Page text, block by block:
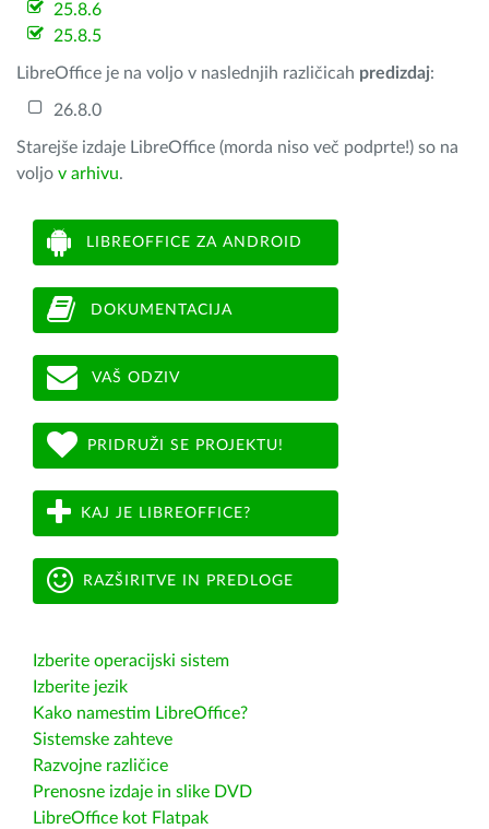
25.8.6
25.8.5
LibreOffice je na voljo v naslednjih različicah predizdaj:
26.8.0
Starejše izdaje LibreOffice (morda niso več podprte!) so na
voljo v arhivu.
LIBREOFFICE ZA ANDROID
DOKUMENTACIJA
VAŠ ODZIV
PRIDRUŽI SE PROJEKTU!
KAJ JE LIBREOFFICE?
RAZŠIRITVE IN PREDLOGE
Izberite operacijski sistem
Izberite jezik
Kako namestim LibreOffice?
Sistemske zahteve
Razvojne različice
Prenosne izdaje in slike DVD
LibreOffice kot Flatpak